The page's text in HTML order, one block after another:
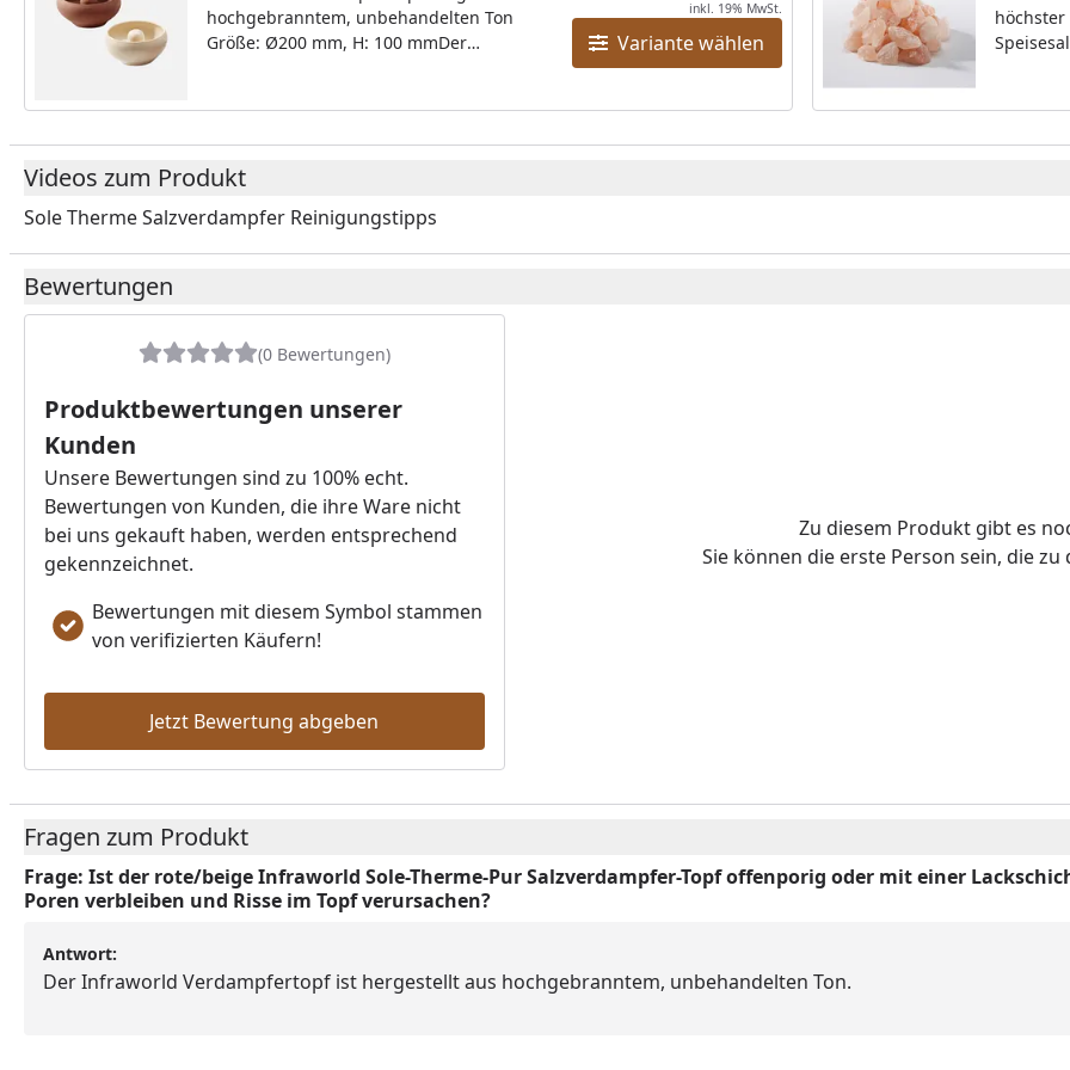
hochgebranntem, unbehandelten Ton
Größe: Ø200 mm, H: 100 mmDer
sowie im Sole-Therme-Pur Salzverdampfer
zum Einsatz. In den Verdampfertopf
werden die Salzkristalle gelegt.Farben: rot,
beige
Variante wählen
inkl. 19% MwSt.
höchster
ideal für
zum
Videos zum Produkt
Sole Therme Salzverdampfer Reinigungstipps
Youtube-Video
Bewertungen
(0 Bewertungen)
Produktbewertungen unserer
Kunden
Unsere Bewertungen sind zu 100% echt.
Bewertungen von Kunden, die ihre Ware nicht
bei uns gekauft haben, werden entsprechend
gekennzeichnet.
Bewertungen mit diesem Symbol stammen
von verifizierten Käufern!
Jetzt Bewertung abgeben
Zu diesem Produkt gibt es
Sie können die erste Person sein, die
Fragen zum Produkt
Frage: Ist der rote/beige Infraworld Sole-Therme-Pur Salzverdampfer-Topf offenporig oder mit einer
Poren verbleiben und Risse im Topf verursachen?
Antwort:
Der Infraworld Verdampfertopf ist hergestellt aus hochgebranntem, unbehandelten Ton.